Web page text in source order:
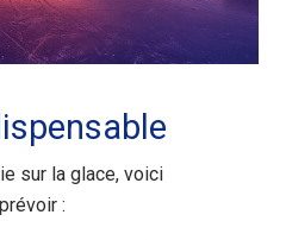
sur la glace, voici
: